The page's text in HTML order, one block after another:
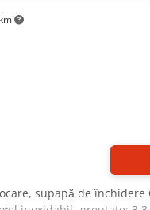
supapă de închidere